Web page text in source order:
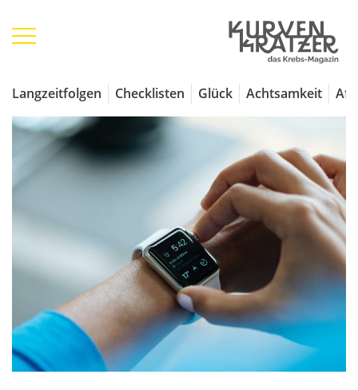
Langzeitfolgen Checklisten Glück Achtsamkeit